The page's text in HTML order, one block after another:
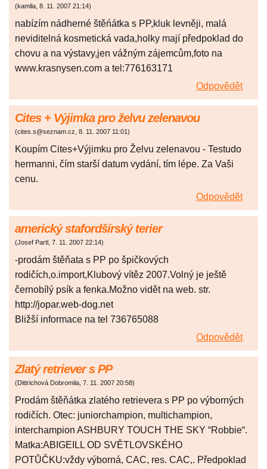
(kamila, 8. 11. 2007 21:14)
nabízím nádherné štěńátka s PP,kluk levněji, malá
neviditelná kosmetická vada,holky mají předpoklad do
chovu a na výstavy,jen vážným zájemcům,foto na
www.krasnysen.com a tel:776163171
Odpovědět
Cites + Výjimka pro želvu zelenavou
(cites.s@seznam.cz, 8. 11. 2007 11:01)
Koupím Cites+Výjimku pro Želvu zelenavou - Testudo
hermanni, čím starší datum vydání, tím lépe. Za Vaši
cenu.
Odpovědět
americký stafordšírský terier
(Josef Partl , 7. 11. 2007 22:14)
-prodám štěňata s PP po špičkových
rodičích,o.import,Klubový vítěz 2007.Volný je ještě
černobílý psík a fenka.Možno vidět na web. str.
http://jopar.web-dog.net
Bližší informace na tel 736765088
Odpovědět
Zlatý retriever s PP
(Dittrichová Dobromila, 7. 11. 2007 20:58)
Prodám štěňátka zlatého retrievera s PP po výborných
rodičích. Otec: juniorchampion, multichampion,
interchampion ASHBURY TOUCH THE SKY “Robbie“.
Matka:ABIGEILL OD SVĚTLOVSKÉHO
POTŮČKU:vždy výborná, CAC, res. CAC,. Předpoklad